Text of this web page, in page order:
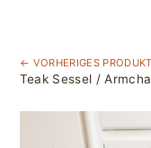
← VORHERIGES PRODUKT